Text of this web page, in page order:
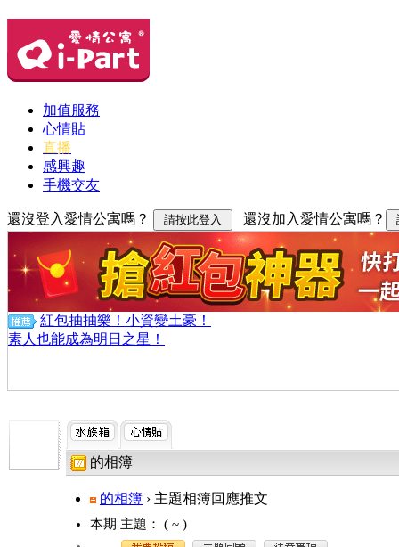
加值服務
心情貼
直播
感興趣
手機交友
還沒登入愛情公寓嗎？ 還沒加入愛情公寓嗎？
紅包抽抽樂！小資變土豪！
素人也能成為明日之星！
的相簿
的相簿 › 主題相簿回應推文
本期 主題： ( ~ )